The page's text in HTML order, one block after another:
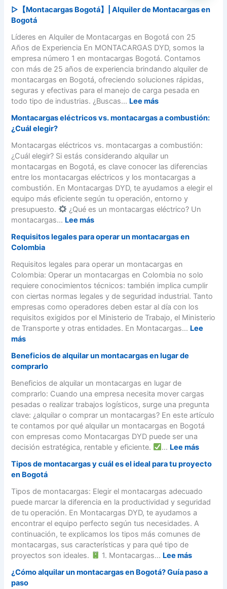
o
o
t
á
–
3
1
2
6
8
0
r
n
M
o
n
t
a
r
a
s
】
P
a
s
o
a
a
(
G
u
í
a
S
ú
e
á
c
i
l
)
P
e
g
u
n
t
a
s
r
c
u
e
n
t
e
s
S
r
c
i
o
d
e
A
l
u
e
r
d
e
M
o
n
t
a
r
g
a
s
e
n
B
▷【Montacargas Bogotá】| Alquiler de Montacargas en
Bogotá
Líderes en Alquiler de Montacargas en Bogotá con 25
Años de Experiencia En MONTACARGAS DYD, somos la
empresa número 1 en montacargas Bogotá. Contamos
con más de 25 años de experiencia brindando alquiler de
montacargas en Bogotá, ofreciendo soluciones rápidas,
seguras y efectivas para el manejo de carga pesada en
todo tipo de industrias. ¿Buscas... Lee más:
【
o
n
t
a
c
a
r
s
o
g
o
t
á
】
|
q
l
e
r
d
e
M
o
n
c
a
r
g
a
s
e
n
Montacargas eléctricos vs. montacargas a combustión:
¿Cuál elegir?
Montacargas eléctricos vs. montacargas a combustión:
¿Cuál elegir? Si estás considerando alquilar un
montacargas en Bogotá, es clave conocer las diferencias
entre los montacargas eléctricos y los montacargas a
combustión. En Montacargas DYD, te ayudamos a elegir el
equipo más eficiente según tu operación, entorno y
presupuesto.
¿Qué es un montacargas eléctrico? Un
montacargas... Lee más:
o
t
a
c
a
r
g
a
l
c
t
r
i
c
o
s
s
m
o
n
t
a
c
a
r
g
Requisitos legales para operar un montacargas en
Colombia
Requisitos legales para operar un montacargas en
Colombia: Operar un montacargas en Colombia no solo
requiere conocimientos técnicos: también implica cumplir
con ciertas normas legales y de seguridad industrial. Tanto
empresas como operadores deben estar al día con los
requisitos exigidos por el Ministerio de Trabajo, el Ministerio
de Transporte y otras entidades. En Montacargas... Lee
más:
e
q
u
i
s
i
t
o
s
e
g
a
l
e
s
p
a
r
o
p
Beneficios de alquilar un montacargas en lugar de
comprarlo
Beneficios de alquilar un montacargas en lugar de
comprarlo: Cuando una empresa necesita mover cargas
pesadas o realizar trabajos logísticos, surge una pregunta
clave: ¿alquilar o comprar un montacargas? En este artículo
te contamos por qué alquilar un montacargas en Bogotá
con empresas como Montacargas DYD puede ser una
decisión estratégica, rentable y eficiente.
... Lee más:
e
e
f
i
e
Tipos de montacargas y cuál es el ideal para tu proyecto
en Bogotá
Tipos de montacargas: Elegir el montacargas adecuado
puede marcar la diferencia en la productividad y seguridad
de tu operación. En Montacargas DYD, te ayudamos a
encontrar el equipo perfecto según tus necesidades. A
continuación, te explicamos los tipos más comunes de
montacargas, sus características y para qué tipo de
proyectos son ideales.
1. Montacargas... Lee más:
i
¿Cómo alquilar un montacargas en Bogotá? Guía paso a
paso